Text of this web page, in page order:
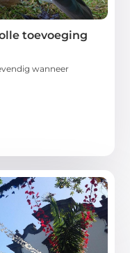
toevoeging
wanneer